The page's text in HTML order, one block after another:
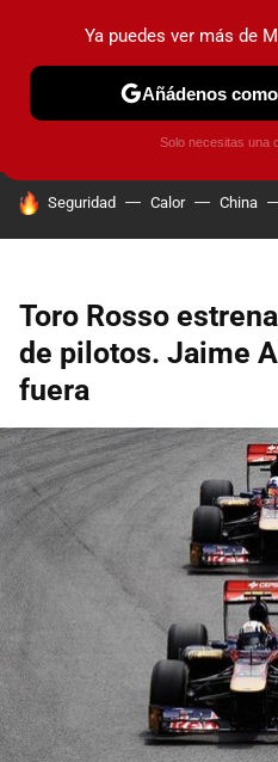
PRUEBAS COCHES
HOY SE HABLA DE
Seguridad Calor China
Toro Rosso
de pilotos. Jaime
fuera
Ya puedes ver más de
Añádenos
Solo necesitas una